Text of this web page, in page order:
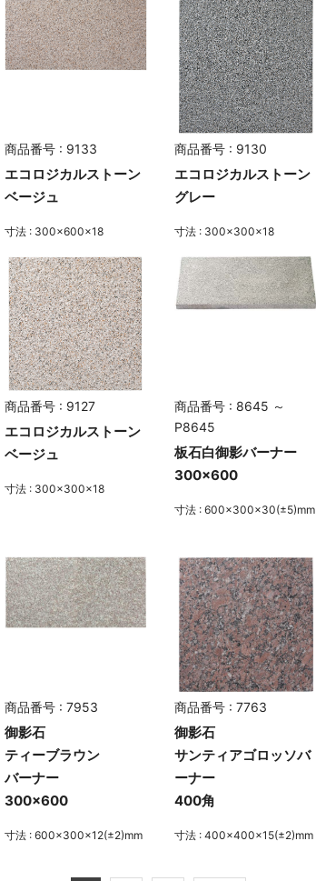
商品番号 : 9133
エコロジカルストーン
ベージュ
寸法 : 300×600×18
商品番号 : 9130
エコロジカルストーン
グレー
寸法 : 300×300×18
商品番号 : 9127
エコロジカルストーン
ベージュ
寸法 : 300×300×18
商品番号 : 8645 ～
P8645
板石白御影バーナー
300×600
寸法 : 600×300×30(±5)mm
商品番号 : 7953
御影石
ティーブラウン
バーナー
300×600
寸法 : 600×300×12(±2)mm
商品番号 : 7763
御影石
サンティアゴロッソバ
ーナー
400角
寸法 : 400×400×15(±2)mm